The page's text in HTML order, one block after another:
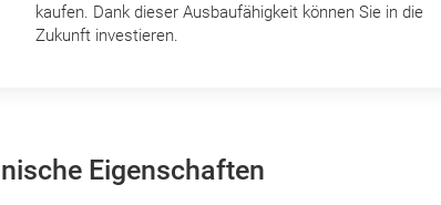
kaufen. Dank dieser Ausbaufähigkeit können Sie in die
Zukunft investieren.
Eigenschaften